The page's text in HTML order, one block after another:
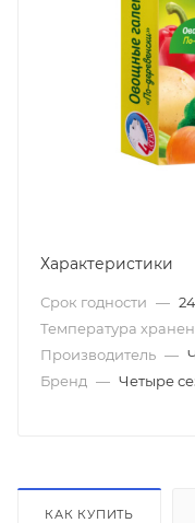
Характеристики
Срок годности —
Температура
Производитель —
Бренд — Четыре
КАК КУПИТЬ